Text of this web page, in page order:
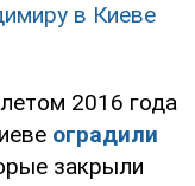
в Киеве
2016 года
оградили
закрыли